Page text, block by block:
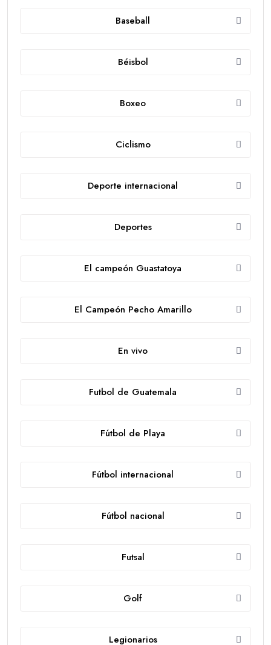
Baseball
Béisbol
Boxeo
Ciclismo
Deporte internacional
Deportes
El campeón Guastatoya
El Campeón Pecho Amarillo
En vivo
Futbol de Guatemala
Fútbol de Playa
Fútbol internacional
Fútbol nacional
Futsal
Golf
Legionarios